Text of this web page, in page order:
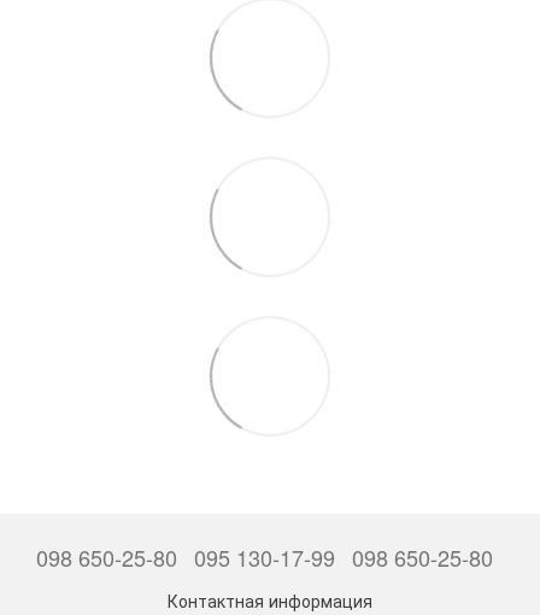
098 650-25-80 095 130-17-99 098 650-25-80
Контактная информация